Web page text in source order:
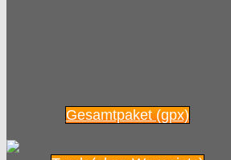
Gesamtpaket (gpx)